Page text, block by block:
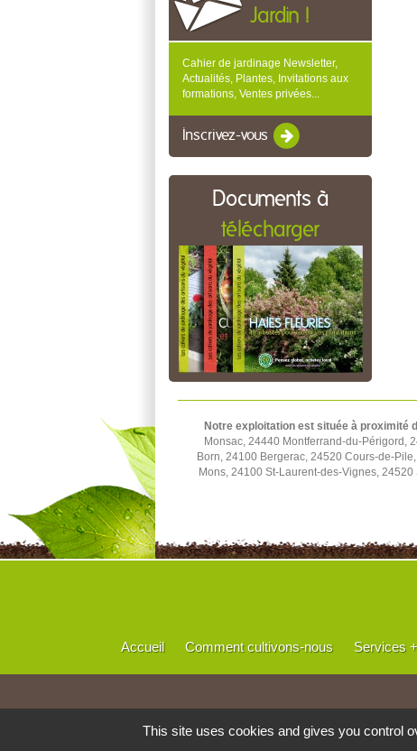
Jardin !
Cahier de jardinage Newsletter,
Actualités, Plantes, Invitations aux
formations, Ventes privées...
Inscrivez-vous
Documents à
télécharger
Notre exploitation est située à proximité
Monsac, 24440 Montferrand-du-Périgord,
Born, 24100 Bergerac, 24520 Cours-de-
Mons, 24100 St-Laurent-des-Vignes,
Accueil Comment cultivons-nous Services +
This site uses cookies and gives you control